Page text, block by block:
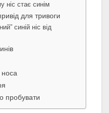
ніс стає синім
для тривоги
синій ніс від
носа
пробувати